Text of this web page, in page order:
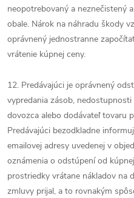
neopotrebovaný a neznečistený
obale. Nárok na náhradu škody
oprávnený jednostranne
vrátenie kúpnej ceny.
12. Predávajúci je oprávnený
vypredania zásob,
dovozca alebo dodávateľ tovaru
Predávajúci bezodkladne
emailovej adresy uvedenej v
oznámenia o odstúpení od
prostriedky vrátane nákladov na
zmluvy prijal, a to rovnakým